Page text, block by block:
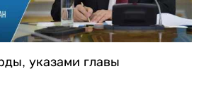
указами главы